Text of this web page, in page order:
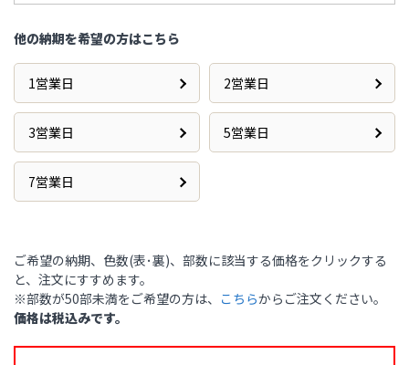
他の納期を希望の方はこちら
1営業日 2営業日
3営業日 5営業日
7営業日
ご希望の納期、色数(表･裏)、部数に該当する価格をクリックする
と、注文にすすめます。
※部数が50部未満をご希望の方は、 こちらからご注文ください。
価格は税込みです。